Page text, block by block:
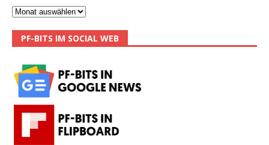
PF-BITS IM SOCIAL WEB